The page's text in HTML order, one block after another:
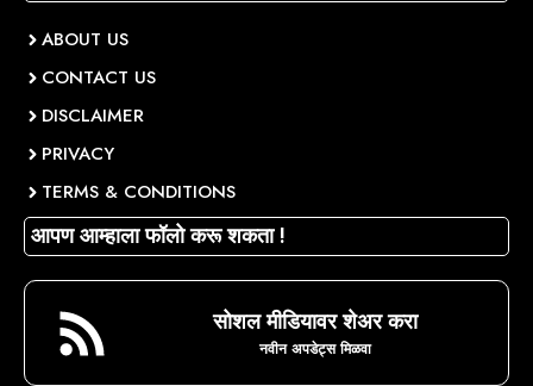
ABOUT US
CONTACT US
DISCLAIMER
PRIVACY
TERMS & CONDITIONS
आपण आम्हाला फॉलो करू शकता !
सोशल मीडियावर शेअर करा
नवीन अपडेट्स मिळवा